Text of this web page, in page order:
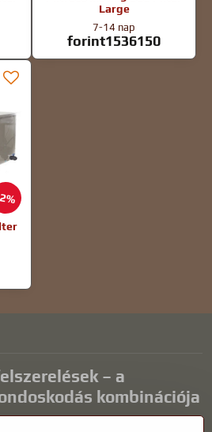
Large
7-14 nap
forint1536150
– a
kombinációja